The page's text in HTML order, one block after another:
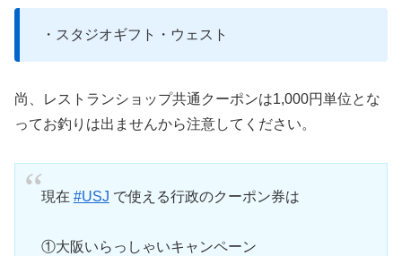
・スタジオギフト・ウェスト
尚、レストランショップ共通クーポンは1,000円単位とな
ってお釣りは出ませんから注意してください。
現在 #USJ で使える行政のクーポン券は
①大阪いらっしゃいキャンペーン